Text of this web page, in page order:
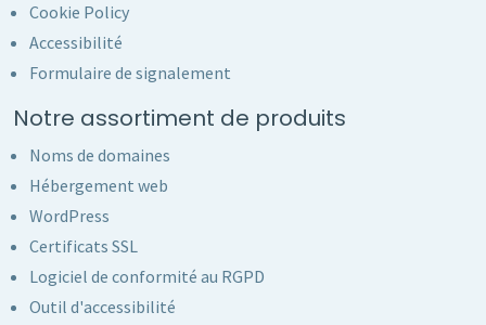
Cookie Policy
Accessibilité
Formulaire de signalement
Notre assortiment de produits
Noms de domaines
Hébergement web
WordPress
Certificats SSL
Logiciel de conformité au RGPD
Outil d'accessibilité